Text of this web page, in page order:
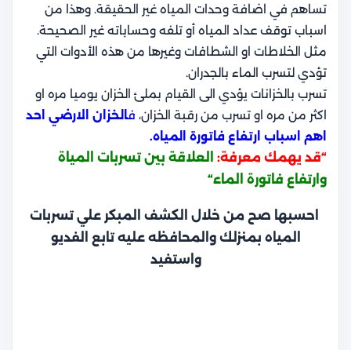
تساهم في اضافة وحدات المياه غير الحقيقة. وهذا من
اسباب توقف عداد المياه أو تلفه وحساباته غير الصحيحة.
مثل الخلاطات او الشطافات وغيرها من هذه الأدوات التي
تؤدي لتسرب الماء بالجدران.
تسرب بالخزانات يؤدي الى القيام بملئ الخزان يوميا مره او
اكثر من مره او تسرب من رقبة الخزان، فالخزان الارضي احد
اهم اسباب ارتفاع فاتورة المياه.
“قد يهمك معرفة:
العلاقة بين تسربات المياة
وارتفاع فاتورة الماء“
احسبها صح من خلال الكشف المبكر علي تسربات
المياه بمنزلك والمحافظه عليه تابع الفديو
واستفيد